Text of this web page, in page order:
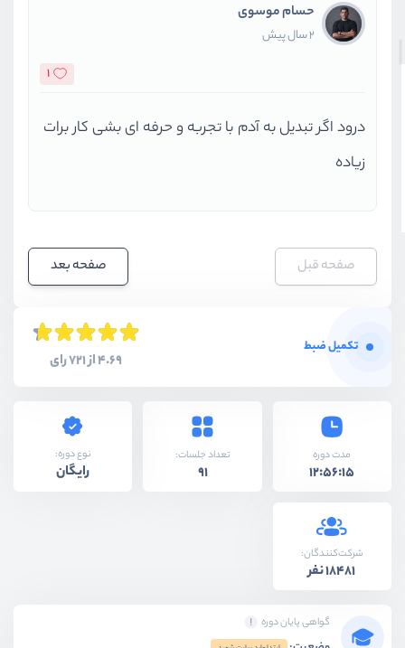
حسام موسوی
2 سال پیش
1
درود اگر تبدیل به آدم با تجربه و حرفه ای بشی کار برات
زیاده
صفحه بعد صفحه قبل
تکمیل ضبط
4.69 از 721 رای
مدت دوره
12:56:15
تعداد جلسات:
91
نوع دوره:
رایگان
شرکت‌کنندگان:
18481 نفر
گواهی پایان دوره